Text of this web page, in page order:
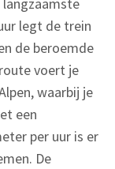
legt de trein
de beroemde
voert je
waarbij je
een
per uur is er
De